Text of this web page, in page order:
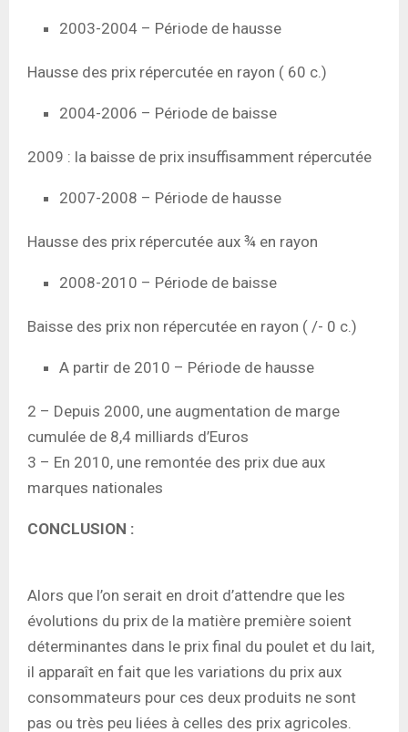
2003-2004 – Période de hausse
Hausse des prix répercutée en rayon ( 60 c.)
2004-2006 – Période de baisse
2009 : la baisse de prix insuffisamment répercutée
2007-2008 – Période de hausse
Hausse des prix répercutée aux ¾ en rayon
2008-2010 – Période de baisse
Baisse des prix non répercutée en rayon ( /- 0 c.)
A partir de 2010 – Période de hausse
2 – Depuis 2000, une augmentation de marge
cumulée de 8,4 milliards d’Euros
3 – En 2010, une remontée des prix due aux
marques nationales
CONCLUSION :
Alors que l’on serait en droit d’attendre que les
évolutions du prix de la matière première soient
déterminantes dans le prix final du poulet et du lait,
il apparaît en fait que les variations du prix aux
consommateurs pour ces deux produits ne sont
pas ou très peu liées à celles des prix agricoles.